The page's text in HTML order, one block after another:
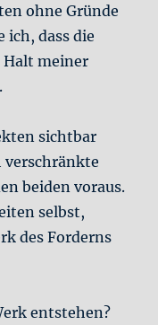
ohne Gründe
dass die
Halt meiner
sichtbar
verschränkte
beiden voraus.
selbst,
des Forderns
entstehen?